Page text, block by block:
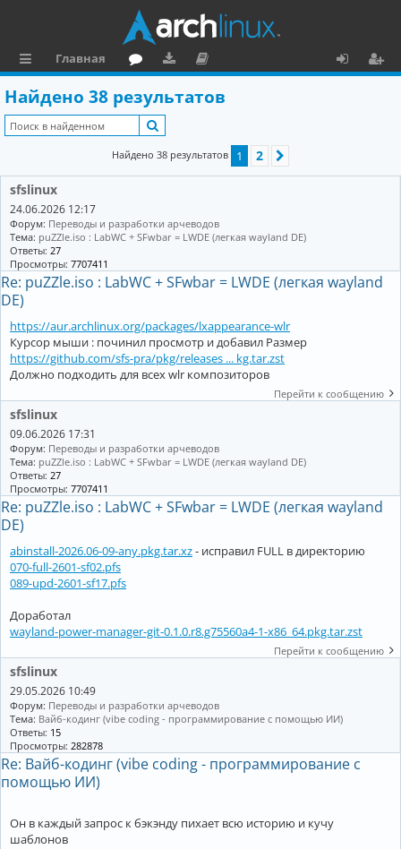
ы
л
и
Главная
ру
м
ру
зк
та
ц
и
я
Найдено 38 результатов
Найдено 38 результатов 1 2
sfslinux
24.06.2026 12:17
Форум: Переводы и разработки арчеводов
Тема: puZZle.iso : LabWC + SFwbar = LWDE (легкая wayland DE)
Ответы: 27
Просмотры: 7707411
Re: puZZle.iso : LabWC + SFwbar = LWDE (легкая wayland
DE)
https://aur.archlinux.org/packages/lxappearance-wlr
Курсор мыши : починил просмотр и добавил Размер
https://github.com/sfs-pra/pkg/releases ... kg.tar.zst
Должно подходить для всех wlr композиторов
Перейти к сообщению
sfslinux
09.06.2026 17:31
Форум: Переводы и разработки арчеводов
Тема: puZZle.iso : LabWC + SFwbar = LWDE (легкая wayland DE)
Ответы: 27
Просмотры: 7707411
Re: puZZle.iso : LabWC + SFwbar = LWDE (легкая wayland
DE)
abinstall-2026.06-09-any.pkg.tar.xz- исправил FULL в директорию
070-full-2601-sf02.pfs
089-upd-2601-sf17.pfs
Доработал
wayland-power-manager-git-0.1.0.r8.g75560a4-1-x86_64.pkg.tar.zst
Перейти к сообщению
sfslinux
29.05.2026 10:49
Форум: Переводы и разработки арчеводов
Тема: Вайб-кодинг (vibe coding - программирование с помощью ИИ)
Ответы: 15
Просмотры: 282878
Re: Вайб-кодинг (vibe coding - программирование с
помощью ИИ)
Он в каждый запрос к бэкэнду пихает всю историю и кучу
шаблонов